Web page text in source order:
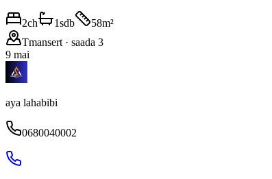
2ch 1sdb 58m²
Tmansert · saada 3
9 mai
aya lahabibi
0680040002